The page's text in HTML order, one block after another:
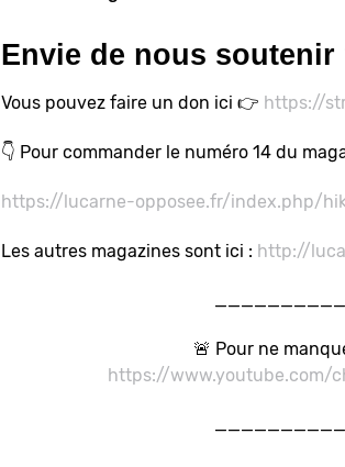
Envie de nous soutenir
Vous pouvez faire un don ici 👉 https://
👇 Pour commander le numéro 14 du
https://lucarne-opposee.fr/index.php/
Les autres magazines sont ici : http://
🚨 Pour ne
https://www.youtube.com/